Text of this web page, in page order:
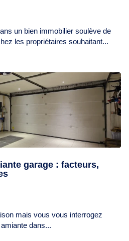
un bien immobilier soulève de
les propriétaires souhaitant...
garage : facteurs,
mais vous vous interrogez
dans...